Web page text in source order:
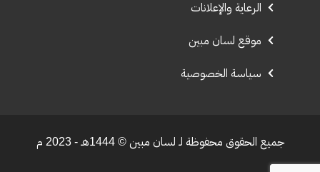
الرعاية والإعلانات
موقع لسان مبين
سياسة الخصوصية
جميع الحقوق محفوظة لـ لسان مبين © 1444هـ - 2023 م